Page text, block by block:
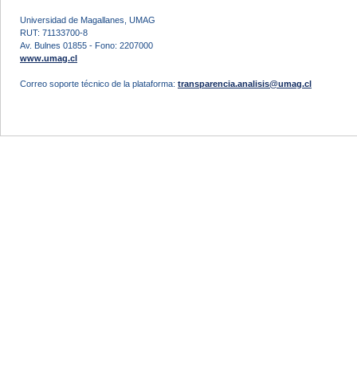
Universidad de Magallanes, UMAG
RUT: 71133700-8
Av. Bulnes 01855 - Fono: 2207000
www.umag.cl
Correo soporte técnico de la plataforma: transparencia.analisis@umag.cl